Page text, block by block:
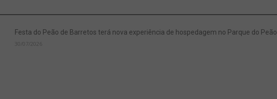
Festa do Peão de Barretos terá nova experiência de hospedagem no Parque do Peão
30/07/2026